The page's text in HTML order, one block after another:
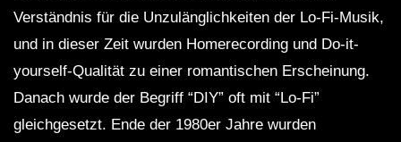
Verständnis für die Unzulänglichkeiten der Lo-Fi-Musik,
und in dieser Zeit wurden Homerecording und Do-it-
yourself-Qualität zu einer romantischen Erscheinung.
Danach wurde der Begriff “DIY” oft mit “Lo-Fi”
gleichgesetzt. Ende der 1980er Jahre wurden